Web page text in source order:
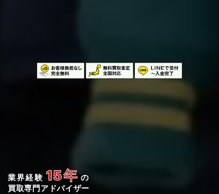
業界経験 15年 の
買取専門アドバイザー